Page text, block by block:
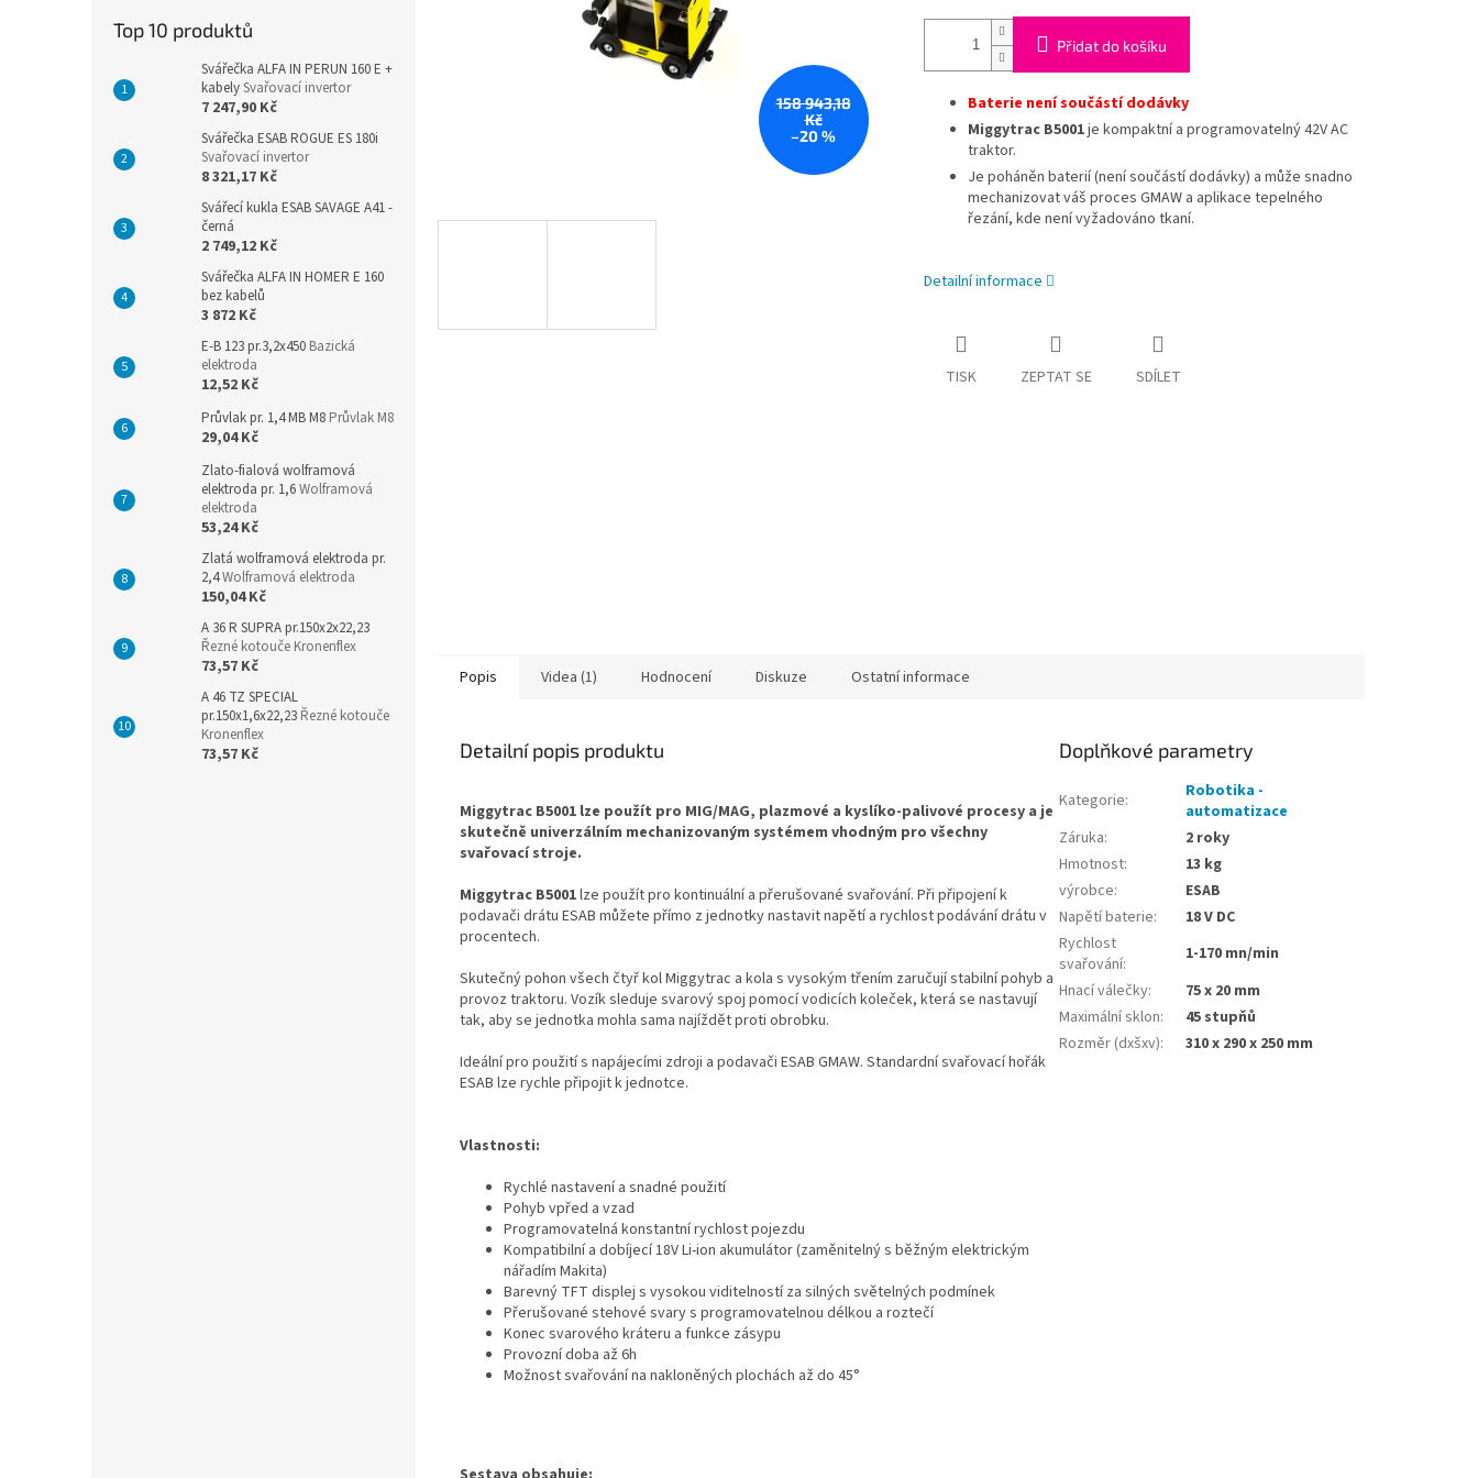
Top 10 produktů
Svářečka ALFA IN PERUN 160 E +
kabelySvařovací invertor
7 247,90 Kč
Svářečka ESAB ROGUE ES 180i
Svařovací invertor
8 321,17 Kč
Svářecí kukla ESAB SAVAGE A41 -
černá
2 749,12 Kč
Svářečka ALFA IN HOMER E 160
bez kabelů
3 872 Kč
E-B 123 pr.3,2x450 Bazická
elektroda
12,52 Kč
Průvlak pr. 1,4 MB M8 Průvlak M8
29,04 Kč
Zlato-fialová wolframová
elektroda pr. 1,6Wolframová
elektroda
53,24 Kč
Zlatá wolframová elektroda pr.
2,4Wolframová elektroda
150,04 Kč
A 36 R SUPRA pr.150x2x22,23
Řezné kotouče Kronenflex
73,57 Kč
A 46 TZ SPECIAL
pr.150x1,6x22,23 Řezné kotouče
Kronenflex
73,57 Kč
158 943,18
Kč
–20 %
Přidat do košíku
Baterie není součástí dodávky
Miggytrac B5001je kompaktní a programovatelný 42V AC
traktor.
Je poháněn baterií (není součástí dodávky) a může snadno
mechanizovat váš proces GMAW a aplikace tepelného
řezání, kde není vyžadováno tkaní.
Detailní informace
TISK ZEPTAT SE SDÍLET
Popis Videa (1) Hodnocení Diskuze Ostatní informace
Detailní popis produktu
Miggytrac B5001 lze použít pro MIG/MAG, plazmové a kyslíko-palivové procesy a je
skutečně univerzálním mechanizovaným systémem vhodným pro všechny
svařovací stroje.
Miggytrac B5001lze použít pro kontinuální a přerušované svařování. Při připojení k
podavači drátu ESAB můžete přímo z jednotky nastavit napětí a rychlost podávání drátu v
procentech.
Skutečný pohon všech čtyř kol Miggytrac a kola s vysokým třením zaručují stabilní pohyb a
provoz traktoru. Vozík sleduje svarový spoj pomocí vodicích koleček, která se nastavují
tak, aby se jednotka mohla sama najíždět proti obrobku.
Ideální pro použití s ​​napájecími zdroji a podavači ESAB GMAW. Standardní svařovací hořák
ESAB lze rychle připojit k jednotce.
Vlastnosti:
Rychlé nastavení a snadné použití
Pohyb vpřed a vzad
Programovatelná konstantní rychlost pojezdu
Kompatibilní a dobíjecí 18V Li-ion akumulátor (zaměnitelný s běžným elektrickým
nářadím Makita)
Barevný TFT displej s vysokou viditelností za silných světelných podmínek
Přerušované stehové svary s programovatelnou délkou a roztečí
Konec svarového kráteru a funkce zásypu
Provozní doba až 6h
Možnost svařování na nakloněných plochách až do 45°
Doplňkové parametry
Kategorie:
Robotika -
automatizace
Záruka:
2 roky
Hmotnost:
13 kg
výrobce:
ESAB
Napětí baterie:
18 V DC
Rychlost
svařování:
1-170 mn/min
Hnací válečky:
75 x 20 mm
Maximální sklon:
45 stupňů
Rozměr (dxšxv): 310 x 290 x 250 mm